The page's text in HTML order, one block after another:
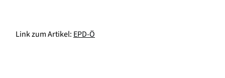
Link zum Artikel: EPD-Ö